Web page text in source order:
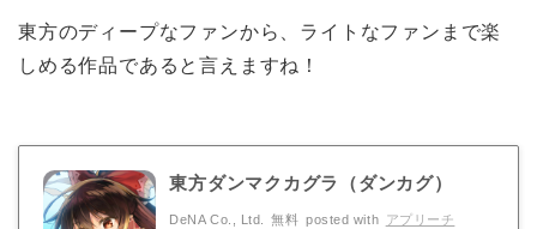
東方のディープなファンから、ライトなファンまで楽
しめる作品であると言えますね！
東方ダンマクカグラ（ダンカグ）
DeNA Co., Ltd. 無料 posted with アプリーチ